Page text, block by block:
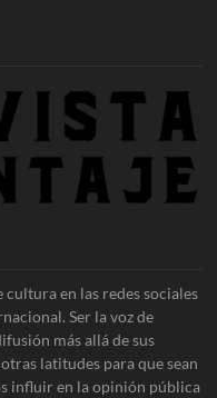
en las redes sociales
Ser la voz de
más allá de sus
latitudes para que sean
influir en la opinión pública